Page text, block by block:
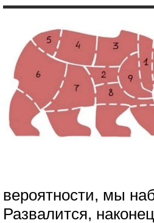
вероятности, мы
Развалится,